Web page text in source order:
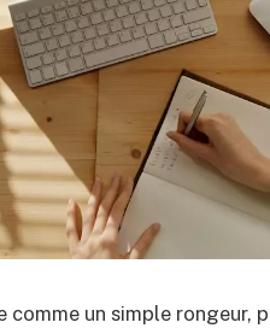
comme un simple rongeur,